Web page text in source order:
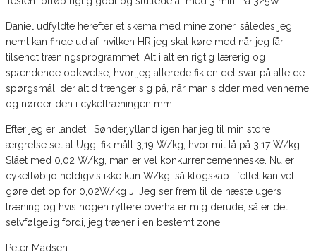
Daniel udfyldte herefter et skema med mine zoner, således jeg
nemt kan finde ud af, hvilken HR jeg skal køre med når jeg får
tilsendt træningsprogrammet. Alt i alt en rigtig lærerig og
spændende oplevelse, hvor jeg allerede fik en del svar på alle de
spørgsmål, der altid trænger sig på, når man sidder med vennerne
og nørder den i cykeltræningen mm.
Efter jeg er landet i Sønderjylland igen har jeg til min store
ærgrelse set at Uggi fik målt 3,19 W/kg, hvor mit lå på 3,17 W/kg.
Slået med 0,02 W/kg, man er vel konkurrencemenneske. Nu er
cykelløb jo heldigvis ikke kun W/kg, så klogskab i feltet kan vel
gøre det op for 0,02W/kg J. Jeg ser frem til de næste ugers
træning og hvis nogen ryttere overhaler mig derude, så er det
selvfølgelig fordi, jeg træner i en bestemt zone!
Peter Madsen.